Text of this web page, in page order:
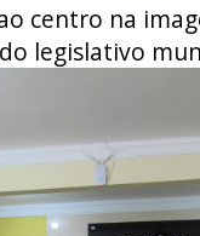
centro na
legislativo